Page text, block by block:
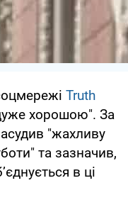
Truth
хорошою". За
"жахливу
та зазначив,
в ці